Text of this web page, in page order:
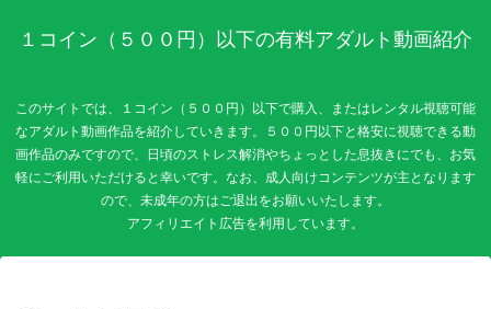
１コイン（５００円）以下の有料アダルト動画紹介
このサイトでは、１コイン（５００円）以下で購入、またはレンタル視聴可能
なアダルト動画作品を紹介していきます。５００円以下と格安に視聴できる動
画作品のみですので、日頃のストレス解消やちょっとした息抜きにでも、お気
軽にご利用いただけると幸いです。なお、成人向けコンテンツが主となります
ので、未成年の方はご退出をお願いいたします。